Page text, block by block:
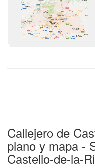
Callejero de
plano y mapa -
Castello-de-la-